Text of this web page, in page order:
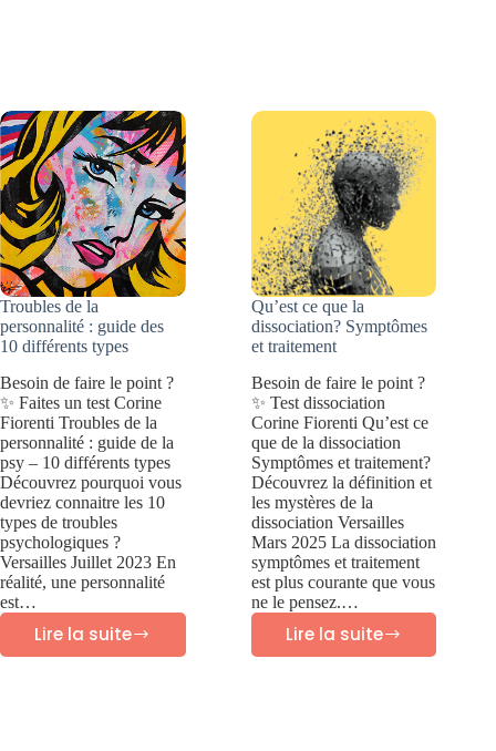
symptômes
et
traitement
Troubles de la
personnalité : guide des
10 différents types
Besoin de faire le point ?
✨ Faites un test Corine
Fiorenti Troubles de la
personnalité : guide de la
psy – 10 différents types
Découvrez pourquoi vous
devriez connaitre les 10
types de troubles
psychologiques ?
Versailles Juillet 2023 En
réalité, une personnalité
est…
Lire la suite
Qu’est ce que la
dissociation? Symptômes
et traitement
Besoin de faire le point ?
✨ Test dissociation
Corine Fiorenti Qu’est ce
que de la dissociation
Symptômes et traitement?
Découvrez la définition et
les mystères de la
dissociation Versailles
Mars 2025 La dissociation
symptômes et traitement
est plus courante que vous
ne le pensez.…
Lire la suite